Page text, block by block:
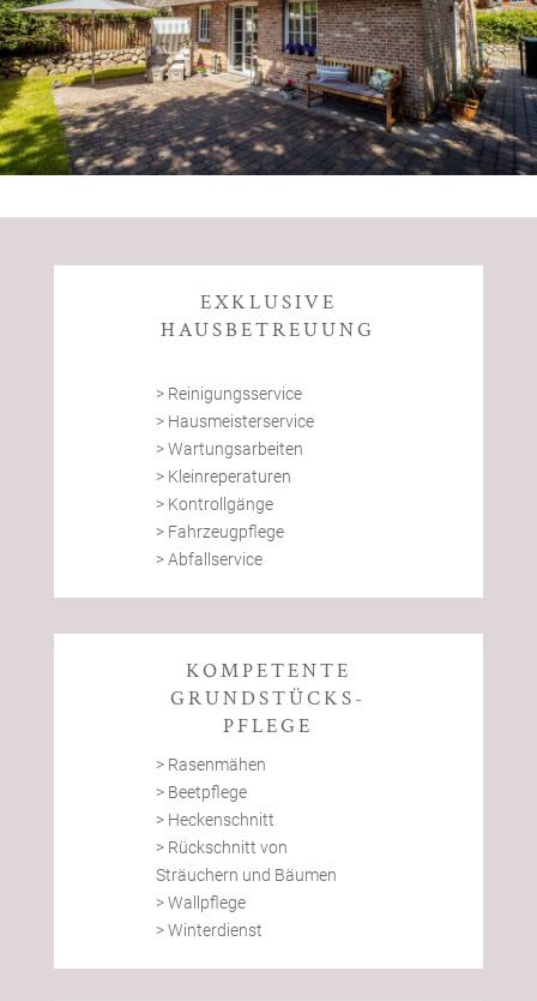
EXKLUSIVE
HAUSBETREUUNG
> Reinigungsservice
> Hausmeisterservice
> Wartungsarbeiten
> Kleinreperaturen
> Kontrollgänge
> Fahrzeugpflege
> Abfallservice
KOMPETENTE
GRUNDSTÜCKS-
PFLEGE
> Rasenmähen
> Beetpflege
> Heckenschnitt
> Rückschnitt von
Sträuchern und Bäumen
> Wallpflege
> Winterdienst